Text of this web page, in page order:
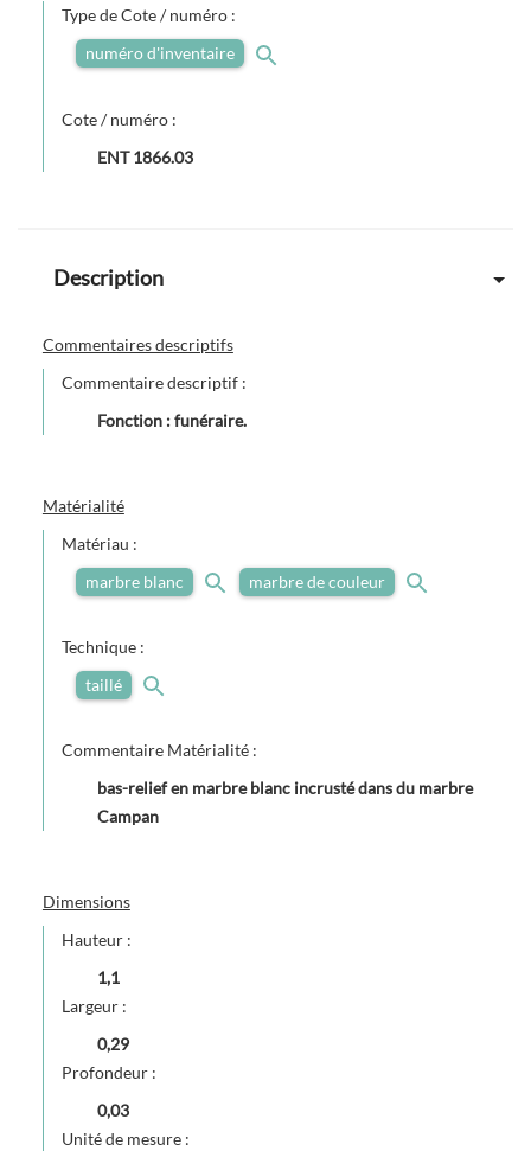
Type de Cote / numéro :
numéro d'inventaire
Cote / numéro :
ENT 1866.03
Description
Commentaires descriptifs
Commentaire descriptif :
Fonction : funéraire.
Matérialité
Matériau :
marbre blanc
marbre de couleur
Technique :
taillé
Commentaire Matérialité :
bas-relief en marbre blanc incrusté dans du marbre
Campan
Dimensions
Hauteur :
1,1
Largeur :
0,29
Profondeur :
0,03
Unité de mesure :